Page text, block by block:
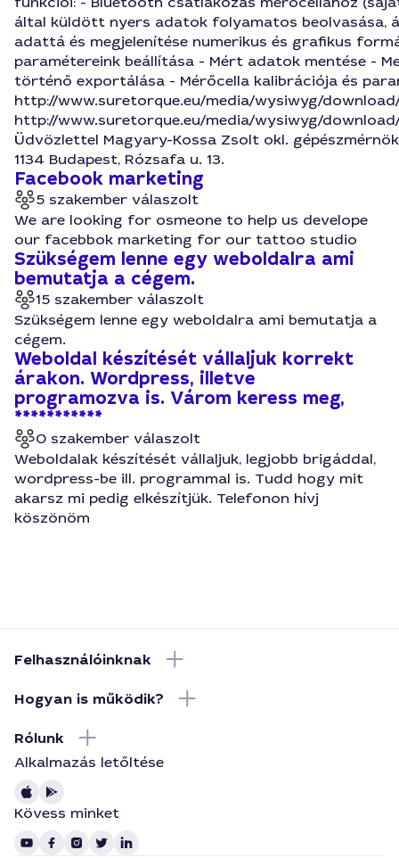
által küldött nyers adatok folyamatos beolvasása,
adattá és megjelenítése numerikus és grafikus
paramétereink beállítása - Mért adatok mentése -
történő exportálása - Mérőcella kalibrációja és
http://www.suretorque.eu/media/wysiwyg/download/
http://www.suretorque.eu/media/wysiwyg/download/
Üdvözlettel Magyary-Kossa Zsolt okl.
1134 Budapest, Rózsafa u. 13.
Facebook marketing
5 szakember válaszolt
We are looking for osmeone to help us develope
our facebbok marketing for our tattoo studio
Szükségem lenne egy weboldalra ami
bemutatja a cégem.
15 szakember válaszolt
Szükségem lenne egy weboldalra ami bemutatja a
cégem.
Weboldal készítését vállaljuk korrekt
árakon. Wordpress, illetve
programozva is. Várom keress meg,
***********
0 szakember válaszolt
Weboldalak készítését vállaljuk, legjobb brigáddal,
wordpress-be ill. programmal is. Tudd hogy mit
akarsz mi pedig elkészítjük. Telefonon hívj
köszönöm
Felhasználóinknak
Hogyan is működik?
Rólunk
Alkalmazás letőltése
Kövess minket